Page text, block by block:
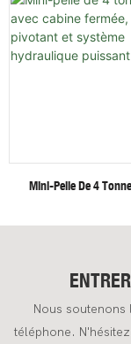
Mini-Pelle De 4
Et Système
Nous
téléphone.